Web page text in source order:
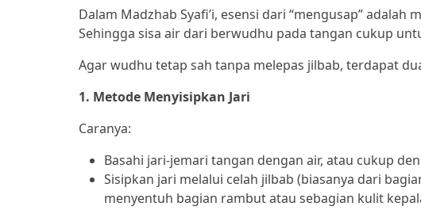
Dalam Madzhab Syafi’i, esensi dari “mengusap”
Sehingga sisa air dari berwudhu pada tangan cukup
Agar wudhu tetap sah tanpa melepas jilbab, terdapat
1. Metode Menyisipkan Jari
Caranya:
Basahi jari-jemari tangan dengan air, atau cukup
Sisipkan jari melalui celah jilbab (biasanya dari
menyentuh bagian rambut atau sebagian kulit